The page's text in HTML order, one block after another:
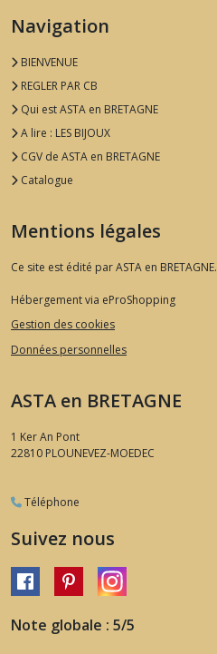
Navigation
BIENVENUE
REGLER PAR CB
Qui est ASTA en BRETAGNE
A lire : LES BIJOUX
CGV de ASTA en BRETAGNE
Catalogue
Mentions légales
Ce site est édité par ASTA en BRETAGNE.
Hébergement via eProShopping
Gestion des cookies
Données personnelles
ASTA en BRETAGNE
1 Ker An Pont
22810 PLOUNEVEZ-MOEDEC
Téléphone
Suivez nous
Note globale : 5/5